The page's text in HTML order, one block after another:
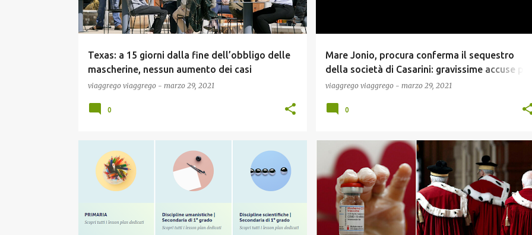
Texas: a 15 giorni dalla fine dell’obbligo delle
mascherine, nessun aumento dei casi
viaggrego viaggrego - marzo 29, 2021
0
Mare Jonio, procura conferma il sequestro
della società di Casarini: gravissime accuse per
i “trafficanti” Ong
viaggrego viaggrego - marzo 29, 2021
0
SCUOLA E DIDATTICA COVID19 NEWS